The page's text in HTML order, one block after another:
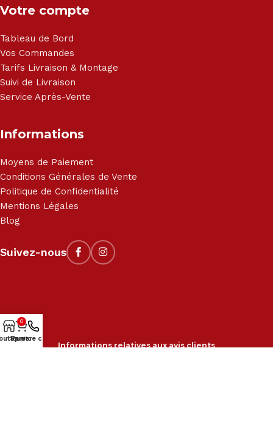
Votre compte
Tableau de Bord
Vos Commandes
Tarifs Livraison & Montage
Suivi de Livraison
Service Après-Vente
Informations
Moyens de Paiement
Conditions Générales de Vente
Politique de Confidentialité
Mentions Légales
Blog
Suivez-nous
Informations relatives aux avis clients
0
Panier
Service client